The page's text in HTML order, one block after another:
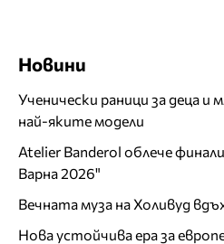
Новини
Ученически раници за деца и
най-яките модели
Atelier Banderol облече
Варна 2026"
Вечната муза на Холивуд
Нова устойчива ера за